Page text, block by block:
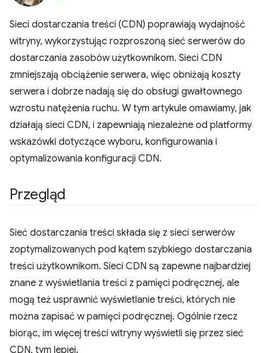
Sieci dostarczania treści (CDN) poprawiają wydajność
witryny, wykorzystując rozproszoną sieć serwerów do
dostarczania zasobów użytkownikom. Sieci CDN
zmniejszają obciążenie serwera, więc obniżają koszty
serwera i dobrze nadają się do obsługi gwałtownego
wzrostu natężenia ruchu. W tym artykule omawiamy, jak
działają sieci CDN, i zapewniają niezależne od platformy
wskazówki dotyczące wyboru, konfigurowania i
optymalizowania konfiguracji CDN.
Przegląd
Sieć dostarczania treści składa się z sieci serwerów
zoptymalizowanych pod kątem szybkiego dostarczania
treści użytkownikom. Sieci CDN są zapewne najbardziej
znane z wyświetlania treści z pamięci podręcznej, ale
mogą też usprawnić wyświetlanie treści, których nie
można zapisać w pamięci podręcznej. Ogólnie rzecz
biorąc, im więcej treści witryny wyświetli się przez sieć
CDN, tym lepiej.